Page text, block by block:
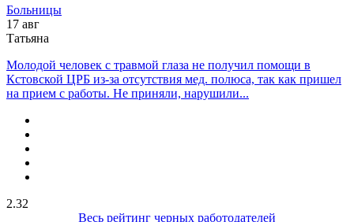
Больницы
17 авг
Татьяна
Молодой человек с травмой глаза не получил помощи в
Кстовской ЦРБ из-за отсутствия мед. полюса, так как пришел
на прием с работы. Не приняли, нарушили...
2.32
Весь рейтинг черных работодателей